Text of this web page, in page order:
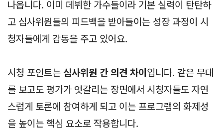
나옵니다. 이미 데뷔한 가수들이라 기본 실력이 탄탄하
고 심사위원들의 피드백을 받아들이는 성장 과정이 시
청자들에게 감동을 주고 있어요.
시청 포인트는 심사위원 간 의견 차이입니다. 같은 무대
를 보고도 평가가 엇갈리는 장면에서 시청자들도 자연
스럽게 토론에 참여하게 되고 이는 프로그램의 화제성
을 높이는 핵심 요소로 작용합니다.